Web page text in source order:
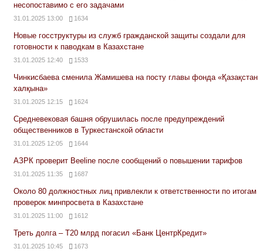
несопоставимо с его задачами
31.01.2025 13:00 1634
Новые госструктуры из служб гражданской защиты создали для
готовности к паводкам в Казахстане
31.01.2025 12:40 1533
Чинкисбаева сменила Жамишева на посту главы фонда «Қазақстан
халқына»
31.01.2025 12:15 1624
Средневековая башня обрушилась после предупреждений
общественников в Туркестанской области
31.01.2025 12:05 1644
АЗРК проверит Beeline после сообщений о повышении тарифов
31.01.2025 11:35 1687
Около 80 должностных лиц привлекли к ответственности по итогам
проверок минпросвета в Казахстане
31.01.2025 11:00 1612
Треть долга – Т20 млрд погасил «Банк ЦентрКредит»
31.01.2025 10:45 1673